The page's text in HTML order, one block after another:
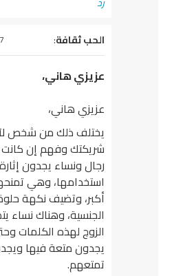
يقول
الحب ثقافة:
عزيزي هاني،
عزيزي هاني،
يختلف ذلك من شخص
شريكتك وفهم إن
رجال ونساء يجدون
استخدامها، وهي
أكبر، وتضيف نكهة
الجنسية، وهناك نساء
الزوج لهذه الكلمات
يجدون متعة فيها
تمتعهم.